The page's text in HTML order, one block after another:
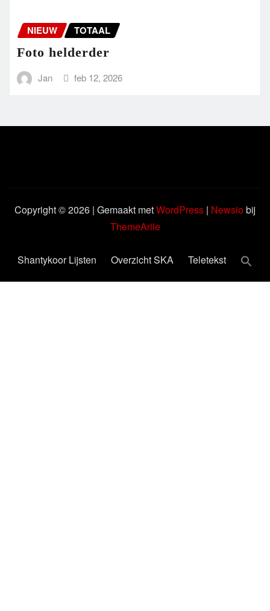
NIEUW TOTAAL
Foto helderder
Jan feb 12, 2026
Copyright © 2026 | Gemaakt metWordPress | Newsiobij
ThemeArile
Shantykoor Lijsten Overzicht SKA Teletekst